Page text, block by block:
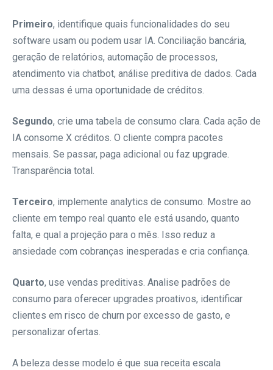
Primeiro, identifique quais funcionalidades do seu
software usam ou podem usar IA. Conciliação bancária,
geração de relatórios, automação de processos,
atendimento via chatbot, análise preditiva de dados. Cada
uma dessas é uma oportunidade de créditos.
Segundo, crie uma tabela de consumo clara. Cada ação de
IA consome X créditos. O cliente compra pacotes
mensais. Se passar, paga adicional ou faz upgrade.
Transparência total.
Terceiro, implemente analytics de consumo. Mostre ao
cliente em tempo real quanto ele está usando, quanto
falta, e qual a projeção para o mês. Isso reduz a
ansiedade com cobranças inesperadas e cria confiança.
Quarto, use vendas preditivas. Analise padrões de
consumo para oferecer upgrades proativos, identificar
clientes em risco de churn por excesso de gasto, e
personalizar ofertas.
A beleza desse modelo é que sua receita escala